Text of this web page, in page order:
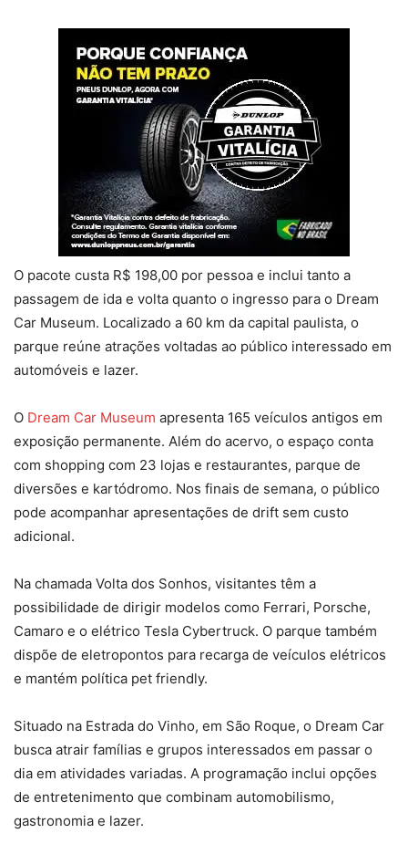
O pacote custa R$ 198,00 por pessoa e inclui tanto a
passagem de ida e volta quanto o ingresso para o Dream
Car Museum. Localizado a 60 km da capital paulista, o
parque reúne atrações voltadas ao público interessado em
automóveis e lazer.
O Dream Car Museum apresenta 165 veículos antigos em
exposição permanente. Além do acervo, o espaço conta
com shopping com 23 lojas e restaurantes, parque de
diversões e kartódromo. Nos finais de semana, o público
pode acompanhar apresentações de drift sem custo
adicional.
Na chamada Volta dos Sonhos, visitantes têm a
possibilidade de dirigir modelos como Ferrari, Porsche,
Camaro e o elétrico Tesla Cybertruck. O parque também
dispõe de eletropontos para recarga de veículos elétricos
e mantém política pet friendly.
Situado na Estrada do Vinho, em São Roque, o Dream Car
busca atrair famílias e grupos interessados em passar o
dia em atividades variadas. A programação inclui opções
de entretenimento que combinam automobilismo,
gastronomia e lazer.